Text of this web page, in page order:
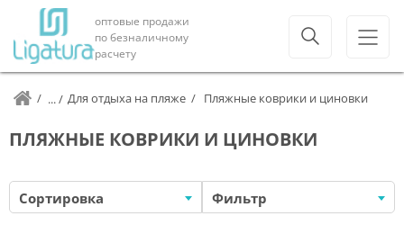
оптовые продажи
по безналичному
расчету
Для отдыха на пляже Пляжные коврики и циновки
ПЛЯЖНЫЕ КОВРИКИ И ЦИНОВКИ
Сортировка Фильтр